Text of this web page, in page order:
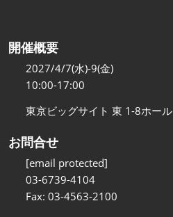
開催概要
2027/4/7(水)-9(金)
10:00-17:00
東京ビッグサイト 東 1-8ホール
お問合せ
[email protected]
03-6739-4104
Fax: 03-4563-2100